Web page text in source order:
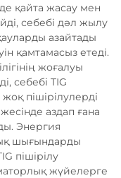
қайта жасау мен
себебі дәл жылу
азайтады
қамтамасыз етеді.
жоғалуы
себебі TIG
пішірілулерді
аздап ғана
Энергия
шығындарды
пішірілу
жүйелерге